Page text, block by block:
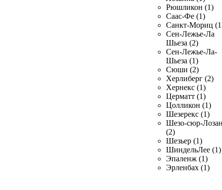
Рюшликон (1)
Саас-Фе (1)
Санкт-Мориц
Сен-Лежье-Ла
Шьеза (2)
Сен-Лежье-Ла-
Шьеза (1)
Сюши (2)
Херлиберг (2)
Хернекс (1)
Церматт (1)
Цолликон (1)
Шезерекс (1)
Шезо-сюр-
(2)
Шезьер (1)
ШиндельЛее (1)
Эпаленж (1)
Эрленбах (1)